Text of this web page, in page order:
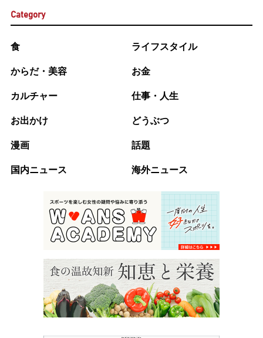
Category
食 ライフスタイル
からだ・美容 お金
カルチャー 仕事・人生
お出かけ どうぶつ
漫画 話題
国内ニュース 海外ニュース